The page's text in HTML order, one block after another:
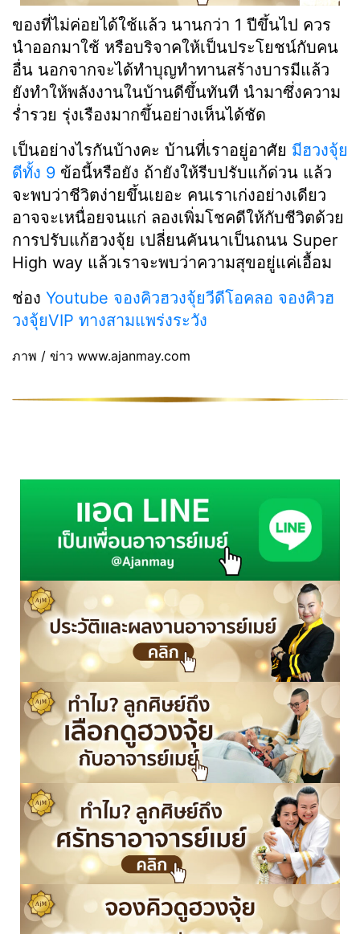
ของที่ไม่ค่อยได้ใช้แล้ว นานกว่า 1 ปีขึ้นไป ควร
นำออกมาใช้ หรือบริจาคให้เป็นประโยชน์กับคน
อื่น นอกจากจะได้ทำบุญทำทานสร้างบารมีแล้ว
ยังทำให้พลังงานในบ้านดีขึ้นทันที นำมาซึ่งความ
ร่ำรวย รุ่งเรืองมากขึ้นอย่างเห็นได้ชัด
เป็นอย่างไรกันบ้างคะ บ้านที่เราอยู่อาศัย มีฮวงจุ้ย
ดีทั้ง 9 ข้อนี้หรือยัง ถ้ายังให้รีบปรับแก้ด่วน แล้ว
จะพบว่าชีวิตง่ายขึ้นเยอะ คนเราเก่งอย่างเดียว
อาจจะเหนื่อยจนแก่ ลองเพิ่มโชคดีให้กับชีวิตด้วย
การปรับแก้ฮวงจุ้ย เปลี่ยนคันนาเป็นถนน Super
High way แล้วเราจะพบว่าความสุขอยู่แค่เอื้อม
ช่อง Youtube จองคิวฮวงจุ้ยวีดีโอคลอ จองคิวฮ
วงจุ้ยVIP ทางสามแพร่งระวัง
ภาพ / ข่าว www.ajanmay.com